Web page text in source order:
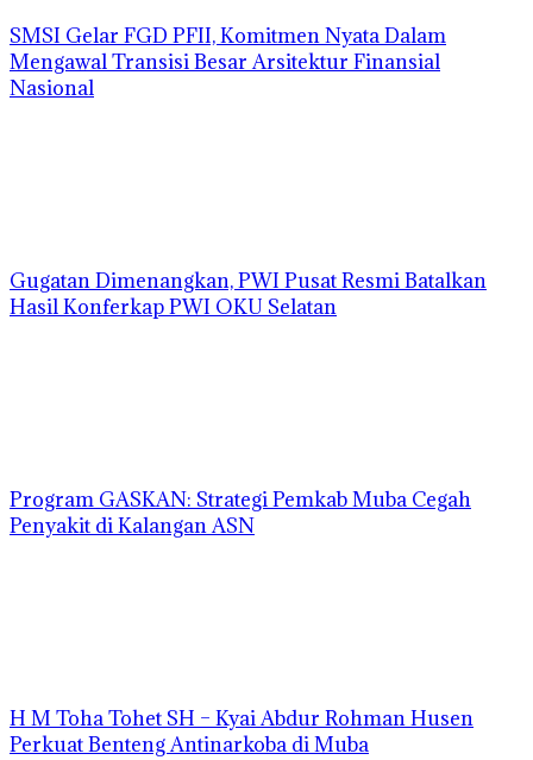
SMSI Gelar FGD PFII, Komitmen Nyata Dalam
Mengawal Transisi Besar Arsitektur Finansial
Nasional
Gugatan Dimenangkan, PWI Pusat Resmi Batalkan
Hasil Konferkap PWI OKU Selatan
Program GASKAN: Strategi Pemkab Muba Cegah
Penyakit di Kalangan ASN
H M Toha Tohet SH – Kyai Abdur Rohman Husen
Perkuat Benteng Antinarkoba di Muba